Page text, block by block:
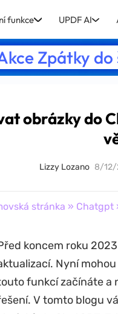
funkce UPDF AI
Zpátky do
obrázky do
Lizzy Lozano 8/12/
stránka » Chatgpt
koncem roku
Nyní
funkcí začínáte a
V tomto blogu